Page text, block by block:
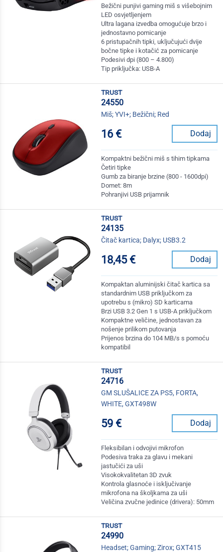
Bežični punjivi gaming miš s višebojnim
LED osvjetljenjem
Ultra lagana izvedba omogućuje brzo i
jednostavno pomicanje
6 pristupačnih tipki, uključujući dvije
bočne tipke i kotačić za pomicanje
Podesivi dpi (800 – 4.800)
Tip priključka: USB-A
trust
24550
Miš; YVI+; Bežični; Red
16 € Dodaj
Kompaktni bežični miš s tihim tipkama
Četiri tipke
Gumb za biranje brzine (800 - 1600dpi)
Domet: 8m
Pohranjivi USB prijamnik
trust
24135
Čitač kartica; Dalyx; USB3.2
18,45 € Dodaj
Kompaktan aluminijski čitač kartica sa
standardnim USB priključkom za
upotrebu s (mikro) SD karticama
Brzi USB 3.2 Gen 1 s USB-A priključkom
Kompaktne veličine, jednostavan za
nošenje prilikom putovanja
Prijenos brzina do 104 MB/s s pomoću
kompatibil
trust
24716
GM SLUŠALICE ZA PS5, FORTA,
WHITE, GXT498W
59 € Dodaj
Fleksibilan i odvojivi mikrofon
Podesiva traka za glavu i mekani
jastučići za uši
Visokokvalitetan 3D zvuk
Kontrola glasnoće i isključivanje
mikrofona na školjkama za uši
Veličina zvučne jedinice (drivera): 50mm
trust
24990
Headset; Gaming; Zirox; GXT415